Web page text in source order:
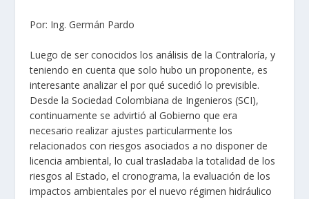
Por: Ing. Germán Pardo
Luego de ser conocidos los análisis de la Contraloría, y
teniendo en cuenta que solo hubo un proponente, es
interesante analizar el por qué sucedió lo previsible.
Desde la Sociedad Colombiana de Ingenieros (SCI),
continuamente se advirtió al Gobierno que era
necesario realizar ajustes particularmente los
relacionados con riesgos asociados a no disponer de
licencia ambiental, lo cual trasladaba la totalidad de los
riesgos al Estado, el cronograma, la evaluación de los
impactos ambientales por el nuevo régimen hidráulico